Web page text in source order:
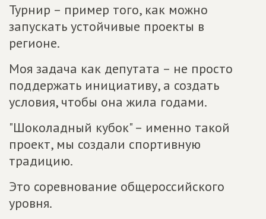
Турнир – пример того, как можно
запускать устойчивые проекты в
регионе.
Моя задача как депутата – не просто
поддержать инициативу, а создать
условия, чтобы она жила годами.
"Шоколадный кубок" – именно такой
проект, мы создали спортивную
традицию.
Это соревнование общероссийского
уровня.